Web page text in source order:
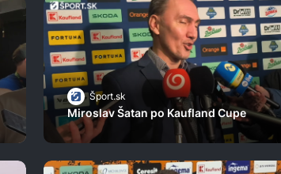
Šport.sk
Miroslav Šatan po Kaufland Cupe